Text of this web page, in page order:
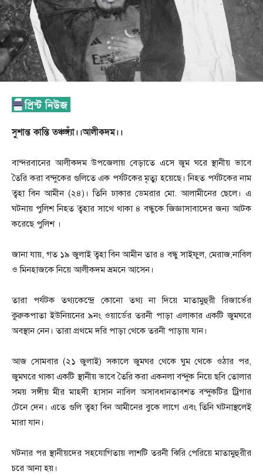
সুশান্ত কান্তি তঞ্চঙ্গ্যাঁ।।আলীকদম।।
‎বান্দরবানের আলীকদম উপজেলায় বেড়াতে এসে জুম ঘরে স্থানীয় ভাবে
তৈরি করা বন্দুকের গুলিতে এক পর্যটকের মৃত্যু হয়েছে। নিহত পর্যটকের নাম
ত্বহা বিন আমীন (২৪)। তিনি ঢাকার ডেমরার মো. আলামীনের ছেলে। এ
ঘটনায় পুলিশ নিহত ত্বহার সাথে থাকা ৪ বন্ধুকে জিজ্ঞাসাবাদের জন্য আটক
করেছে পুলিশ ।
‎জানা যায়, গত ১৯ জুলাই ত্বহা বিন আমীন তার ৪ বন্ধু সাইফুল, মেরাজ,নাবিল
ও মিনহাজকে নিয়ে আলীকদম ভ্রমনে আসেন।
‎তারা পর্যটক তথ্যকেন্দ্রে কোনো তথ্য না দিয়ে মাতামুহুরী রিজার্ভের
কুরুকপাতা ইউনিয়নের ৯নং ওয়ার্ডের তরনী পাড়া এলাকার একটি জুমঘরে
অবস্থান নেন। তারা প্রথমে দরি পাড়া থেকে তরনী পাড়ায় যান।
‎আজ সোমবার (২১ জুলাই) সকালে জুমঘর থেকে ঘুম থেকে ওঠার পর,
জুমঘরে থাকা একটি স্থানীয় ভাবে তৈরি করা একনলা বন্দুক নিয়ে ছবি তোলার
সময় সঙ্গীয় মীর মাহদী হাসান নাবিল অসাবধানতাবশত বন্দুকটির ট্রিগার
টেনে দেন। এতে গুলি ত্বহা বিন আমীনের বুকে লাগে এবং তিনি ঘটনাস্থলেই
মারা যান।
‎ঘটনার পর স্থানীয়দের সহযোগিতায় লাশটি তরনী ঝিরি পেরিয়ে মাতামুহুরীর
চরে আনা হয়।